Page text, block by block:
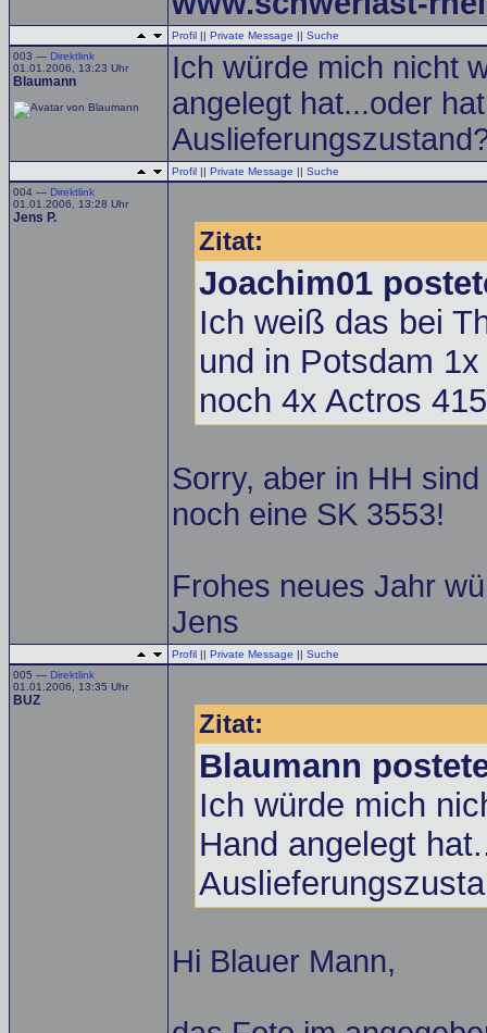
Profil || Private Message || Suche
003 — Direktlink
01.01.2006, 13:23 Uhr
Blaumann
Ich würde mich nicht
angelegt hat...oder
Profil || Private Message || Suche
004 — Direktlink
01.01.2006, 13:28 Uhr
Jens P.
Zitat:
Joachim01
Ich weiß das bei
und in Potsdam
noch 4x Actros
Sorry, aber in HH
noch eine SK 3553!
Frohes neues Jahr
Jens
Profil || Private Message || Suche
005 — Direktlink
01.01.2006, 13:35 Uhr
BUZ
Zitat:
Blaumann
Ich würde mich
Hand angelegt
Hi Blauer Mann,